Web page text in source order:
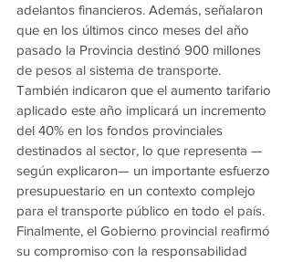
adelantos financieros. Además, señalaron
que en los últimos cinco meses del año
pasado la Provincia destinó 900 millones
de pesos al sistema de transporte.
También indicaron que el aumento tarifario
aplicado este año implicará un incremento
del 40% en los fondos provinciales
destinados al sector, lo que representa —
según explicaron— un importante esfuerzo
presupuestario en un contexto complejo
para el transporte público en todo el país.
Finalmente, el Gobierno provincial reafirmó
su compromiso con la responsabilidad